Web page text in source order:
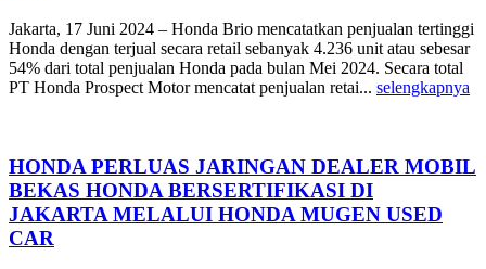
Jakarta, 17 Juni 2024 – Honda Brio mencatatkan penjualan tertinggi
Honda dengan terjual secara retail sebanyak 4.236 unit atau sebesar
54% dari total penjualan Honda pada bulan Mei 2024. Secara total
PT Honda Prospect Motor mencatat penjualan retai... selengkapnya
HONDA PERLUAS JARINGAN DEALER MOBIL
BEKAS HONDA BERSERTIFIKASI DI
JAKARTA MELALUI HONDA MUGEN USED
CAR